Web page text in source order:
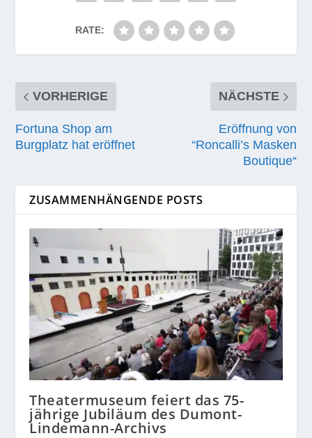
RATE:
VORHERIGE
Fortuna Shop am
Burgplatz hat eröffnet
NÄCHSTE
Eröffnung von
“Roncalli’s Masken
Boutique“
ZUSAMMENHÄNGENDE POSTS
Theatermuseum feiert das 75-
jährige Jubiläum des Dumont-
Lindemann-Archivs